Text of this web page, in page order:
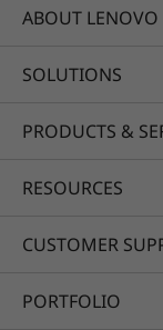
Conçu
Afin de
ordinateurs
Défense.
conditions
pression,
ABOUT LENOVO
SOLUTIONS
PRODUCTS &
RESOURCES
CUSTOMER
PORTFOLIO